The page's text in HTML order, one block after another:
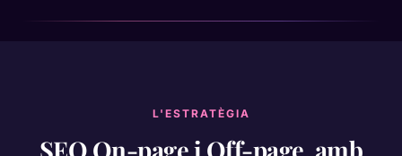
L'ESTRATÈGIA